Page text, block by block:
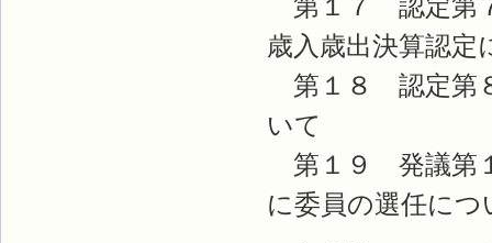
第１７ 認定第
歳入歳出決算認定
第１８ 認定第
いて
第１９ 発議第
に委員の選任につ